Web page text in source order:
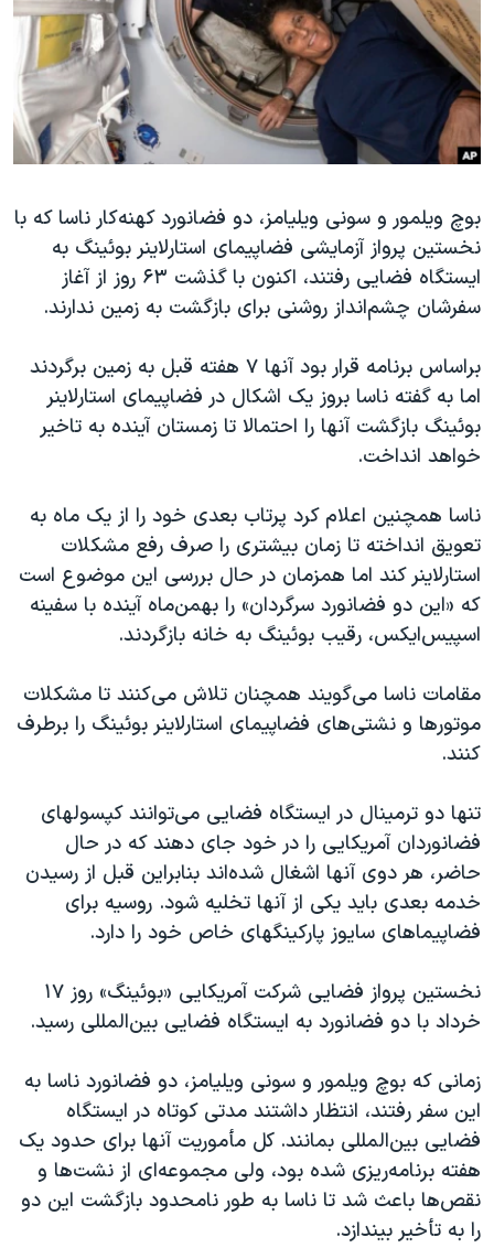
فرهنگ و زندگی
حقوق شهروندی
اقتصادی
علم و فناوری
گالری عکس
آرشیو پخش زنده
مستندها
انتخابات ریاست جمهوری آمریکا ۲۰۲۴
حمله جمهوری اسلامی به اسرائیل
رمز مهسا
اعتراضات زن، زندگی، آزادی
مجموعه مستندهای دادخواهی
تریبونال مردمی آبان ۹۸
چهل سال گروگان‌گیری
قانون شفافیت دارائی کادر رهبری ایران
اعتراضات مردمی آبان ۹۸
نرگس محمدی برنده جایزه نوبل صلح
همایش محافظه‌کاران آمریکا «سی‌پک»
صفحه‌های ویژه
دنبال کنید
زبانهای مختلف
بوچ ویلمور و سونی ویلیامز، دو فضانورد کهنه‌کار ناسا که با
نخستین پرواز آزمایشی فضاپیمای استارلاینر بوئینگ به
ایستگاه فضایی رفتند، اکنون با گذشت ۶۳ روز از آغاز
سفرشان چشم‌انداز روشنی برای بازگشت به زمین ندارند.
براساس برنامه قرار بود آنها ۷ هفته قبل به زمین برگردند
اما به گفته ناسا بروز یک اشکال در فضاپیمای استارلاینر
بوئینگ بازگشت آنها را احتمالا تا زمستان آینده به تاخیر
خواهد انداخت.
ناسا همچنین اعلام کرد پرتاب بعدی خود را از یک ماه به
تعویق انداخته تا زمان بیشتری را صرف رفع مشکلات
استارلاینر کند اما همزمان در حال بررسی این موضوع است
که «این دو فضانورد سرگردان» را بهمن‌ماه آینده با سفینه
اسپیس‌ایکس، رقیب بوئینگ به خانه بازگردند.
مقامات ناسا می‌گویند همچنان تلاش می‌کنند تا مشکلات
موتورها و نشتی‌های فضاپیمای استارلاینر بوئینگ را برطرف
کنند.
تنها دو ترمینال در ایستگاه فضایی می‌توانند کپسولهای
فضانوردان آمریکایی را در خود جای دهند که در حال
حاضر، هر دوی آنها اشغال شده‌اند بنابراین قبل از رسیدن
خدمه بعدی باید یکی از آنها تخلیه شود. روسیه برای
فضاپیماهای سایوز پارکینگهای خاص خود را دارد.
نخستین پرواز فضایی شرکت آمریکایی «بوئینگ» روز ۱۷
خرداد با دو فضانورد به ایستگاه فضایی بین‌المللی رسید.
زمانی که بوچ ویلمور و سونی ویلیامز، دو فضانورد ناسا به
این سفر رفتند، انتظار داشتند مدتی کوتاه در ایستگاه
فضایی بین‌المللی بمانند. کل مأموریت آنها برای حدود یک
هفته برنامه‌ریزی شده بود، ولی مجموعه‌ای از نشت‌ها و
نقص‌ها باعث شد تا ناسا به طور نامحدود بازگشت این دو
را به تأخیر بیندازد.